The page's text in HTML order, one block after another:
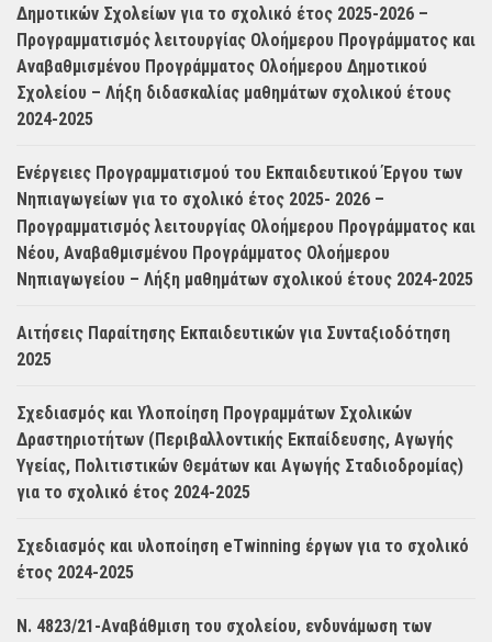
Δημοτικών Σχολείων για το σχολικό έτος 2025-2026 –
Προγραμματισμός λειτουργίας Ολοήμερου Προγράμματος και
Αναβαθμισμένου Προγράμματος Ολοήμερου Δημοτικού
Σχολείου – Λήξη διδασκαλίας μαθημάτων σχολικού έτους
2024-2025
Ενέργειες Προγραμματισμού του Εκπαιδευτικού Έργου των
Νηπιαγωγείων για το σχολικό έτος 2025- 2026 –
Προγραμματισμός λειτουργίας Ολοήμερου Προγράμματος και
Νέου, Αναβαθμισμένου Προγράμματος Ολοήμερου
Νηπιαγωγείου – Λήξη μαθημάτων σχολικού έτους 2024-2025
Αιτήσεις Παραίτησης Εκπαιδευτικών για Συνταξιοδότηση
2025
Σχεδιασμός και Υλοποίηση Προγραμμάτων Σχολικών
Δραστηριοτήτων (Περιβαλλοντικής Εκπαίδευσης, Αγωγής
Υγείας, Πολιτιστικών Θεμάτων και Αγωγής Σταδιοδρομίας)
για το σχολικό έτος 2024-2025
Σχεδιασμός και υλοποίηση eTwinning έργων για το σχολικό
έτος 2024-2025
Ν. 4823/21-Αναβάθμιση του σχολείου, ενδυνάμωση των